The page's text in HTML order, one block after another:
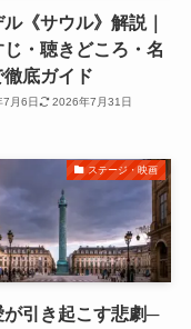
《サウル》解説｜
じ・聴きどころ・名
底ガイド
月6日 2026年7月31日
ステージ・映画
が引き起こす悲劇─